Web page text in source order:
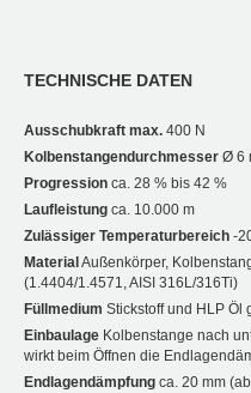
TECHNISCHE DATEN
Ausschubkraft max. 400 N
Kolbenstangendurchmesser Ø 6
Progression ca. 28 % bis 42 %
Laufleistung ca. 10.000 m
Zulässiger Temperaturbereich -
Material Außenkörper,
(1.4404/1.4571, AISI 316L/316Ti)
Füllmedium Stickstoff und HLP Öl
Einbaulage Kolbenstange nach
wirkt beim Öffnen die
Endlagendämpfung ca. 20 mm